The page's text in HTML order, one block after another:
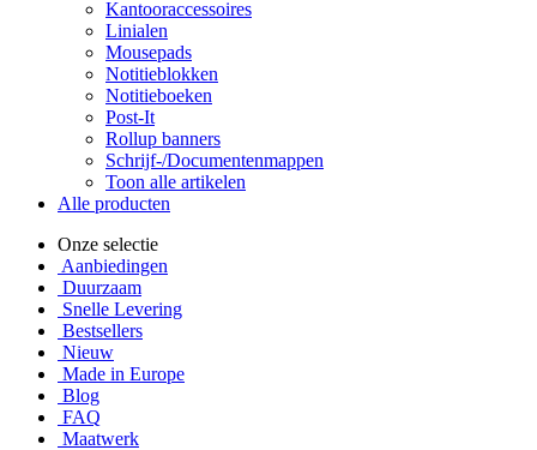
Kantooraccessoires
Linialen
Mousepads
Notitieblokken
Notitieboeken
Post-It
Rollup banners
Schrijf-/Documentenmappen
Toon alle artikelen
Alle producten
Onze selectie
Aanbiedingen
Duurzaam
Snelle Levering
Bestsellers
Nieuw
Made in Europe
Blog
FAQ
Maatwerk